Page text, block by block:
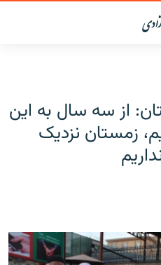
از سه سال به این
زمستان نزدیک